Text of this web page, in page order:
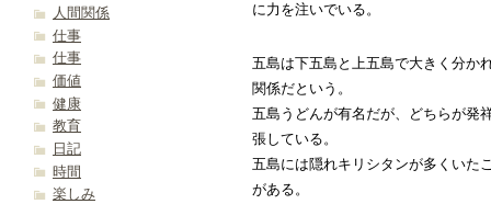
に力を注いでいる。
五島は下五島と上五島で大きく分か
関係だという。
五島うどんが有名だが、どちらが発
張している。
五島には隠れキリシタンが多くいた
がある。
人間関係
仕事
仕事
価値
健康
教育
日記
時間
楽しみ